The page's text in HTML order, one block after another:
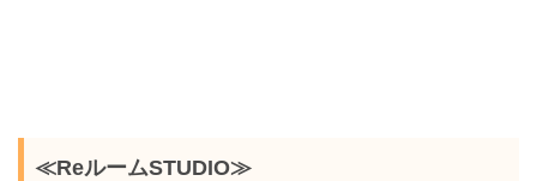
≪ReルームSTUDIO≫